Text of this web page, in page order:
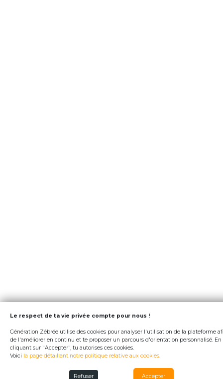
Le respect de ta vie privée compte pour nous !
Génération Zébrée utilise des cookies pour analyser l'utilisation de la plateforme
de l'améliorer en continu et te proposer un parcours d'orientation personnalisé. En
cliquant sur "Accepter", tu autorises ces cookies.
Voici la page détaillant notre politique relative aux cookies.
Refuser Accepter